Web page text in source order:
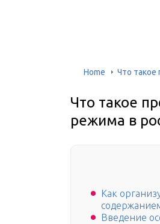
Home Что
Что такое
режима в
Как
Введение